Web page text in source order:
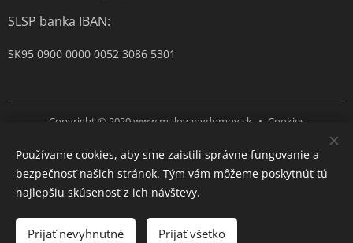
Do košíka
SLSP banka IBAN:
SK95 0900 0000 0052 3086 5301
Copyright © 2020 www.malovanydomov.sk Cookies
Jazyky
Čeština
Slovenčina
Používame cookies, aby sme zaistili správne fungovanie a
bezpečnosť našich stránok. Tým vám môžeme poskytnúť tú
najlepšiu skúsenosť z ich návštevy.
Prijať nevyhnutné Prijať všetko